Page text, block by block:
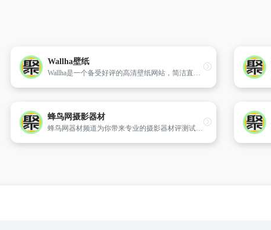
Wallha壁纸
Wallha是一个备受好评的高清壁纸网站，简洁直观的主界面可以让用户轻松浏览和查找他们想要的壁纸。里面拥有丰富多样的壁纸资源，用户只需输入关键词便能快速找到心仪的壁纸。无论是动漫、游戏、美景、抽象还是动物，Wallha都能满足用户的多样化需求，而且壁纸全部免费下载。
蜂鸟网摄影器材
蜂鸟网器材频道为你带来专业的摄影器材评测试用,全新的市场行情报价,器材故事,以及摄影器材图片,深入解析器材的功能,和使用方法,提供权威的摄影设备信息参考.